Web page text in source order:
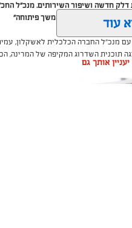
חדשה ושיפור השירותים. מנכ"ל
שיפור המרינה והמשך פיתוחה"
עם מנכ"ל החברה הכלכלית לאשקלון,
תוכנית השדרוג המקיפה של המרינה,
המקום לטובת ציבור בעלי הסירות.
עוד
יעניין אותך גם